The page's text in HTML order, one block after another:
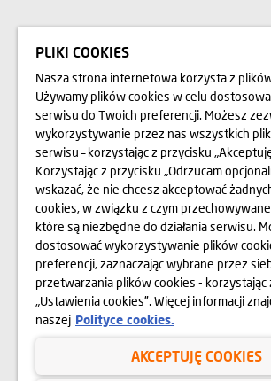
BLOG
Przedstawione na stronie internetowej www.domd.pl
modele budynku mają charakter poglądowy. Wygląd
zagospodarowanie terenu mogą nieznacznie ulec zmianie
Zmianie nie ulegną istotne cechy świadczenia oraz
Wszelkie prawa zastrzeżone. Prawa do używania,
wszelkich danych i materiałów dostępnych na niniejszej
podlegają w szczególności przepisom ustawy z dnia 4
autorskim i prawach pokrewnych (Dz. U. 2006 Nr 90 poz.
Wykorzystywanie danych lub materiałów z niniejszej
wymaga każdorazowo pisemnej zgody Dom Development
zapotrzebowania na w/w materiały prosimy o kontakt na
Sąd Rejonowy dla Wrocławia-Fabrycznej we Wrocławiu |
Krajowego Rejestru Sądowego | Kapitał zakładowy:
0000609068 | NIP 897-18-21-726
Polityka prywatności
Regulamin serwisu internetowego
PLIKI COOKIES
Nasza strona internetowa korzysta z
Używamy plików cookies w celu
serwisu do Twoich preferencji. Możesz
wykorzystywanie przez nas wszystkich
serwisu – korzystając z przycisku
Korzystając z przycisku „Odrzucam
wskazać, że nie chcesz akceptować
cookies, w związku z czym
które są niezbędne do działania serwisu.
dostosować wykorzystywanie plików
preferencji, zaznaczając wybrane przez
przetwarzania plików cookies - korzystając
„Ustawienia cookies”. Więcej informacji
naszej Polityce cookies.
AKCEPTUJĘ COOKIES